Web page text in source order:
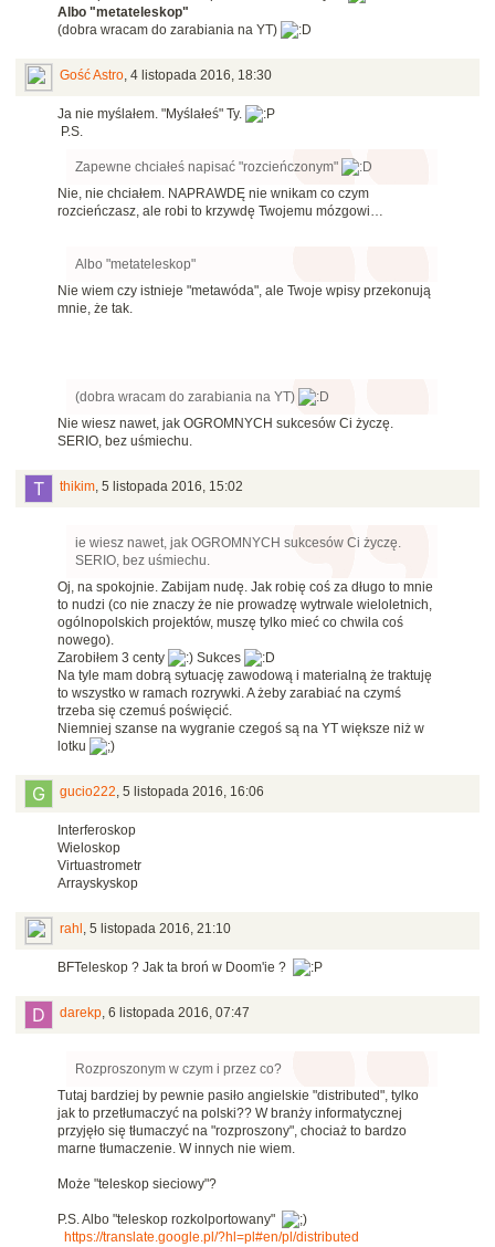
Albo "metateleskop"
(dobra wracam do zarabiania na YT)
Gość Astro, 4 listopada 2016, 18:30
Ja nie myślałem. "Myślałeś" Ty.
P.S.
Zapewne chciałeś napisać "rozcieńczonym"
Nie, nie chciałem. NAPRAWDĘ nie wnikam co czym
rozcieńczasz, ale robi to krzywdę Twojemu mózgowi…
Albo "metateleskop"
Nie wiem czy istnieje "metawóda", ale Twoje wpisy przekonują
mnie, że tak.
(dobra wracam do zarabiania na YT)
Nie wiesz nawet, jak OGROMNYCH sukcesów Ci życzę.
SERIO, bez uśmiechu.
thikim, 5 listopada 2016, 15:02
ie wiesz nawet, jak OGROMNYCH sukcesów Ci życzę.
SERIO, bez uśmiechu.
Oj, na spokojnie. Zabijam nudę. Jak robię coś za długo to mnie
to nudzi (co nie znaczy że nie prowadzę wytrwale wieloletnich,
ogólnopolskich projektów, muszę tylko mieć co chwila coś
nowego).
Zarobiłem 3 centy
Sukces
Na tyle mam dobrą sytuację zawodową i materialną że traktuję
to wszystko w ramach rozrywki. A żeby zarabiać na czymś
trzeba się czemuś poświęcić.
Niemniej szanse na wygranie czegoś są na YT większe niż w
lotku
gucio222, 5 listopada 2016, 16:06
Interferoskop
Wieloskop
Virtuastrometr
Arrayskyskop
rahl , 5 listopada 2016, 21:10
BFTeleskop ? Jak ta broń w Doom'ie ?
darekp, 6 listopada 2016, 07:47
Rozproszonym w czym i przez co?
Tutaj bardziej by pewnie pasiło angielskie "distributed", tylko
jak to przetłumaczyć na polski?? W branży informatycznej
przyjęło się tłumaczyć na "rozproszony", chociaż to bardzo
marne tłumaczenie. W innych nie wiem.
Może "teleskop sieciowy"?
P.S. Albo "teleskop rozkolportowany"
https://translate.google.pl/?hl=pl#en/pl/distributed